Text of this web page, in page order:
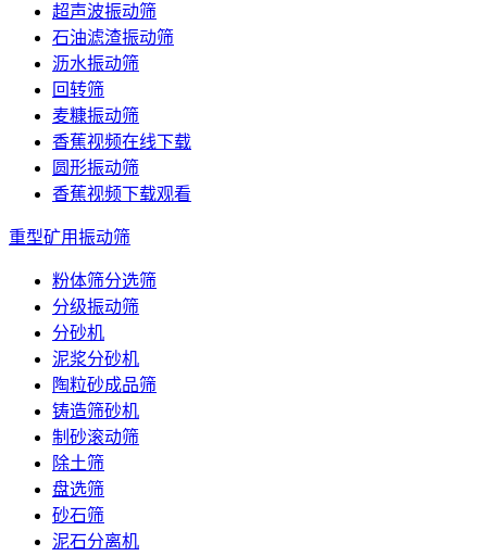
超声波振动筛
石油滤渣振动筛
沥水振动筛
回转筛
麦糠振动筛
香蕉视频在线下载
圆形振动筛
香蕉视频下载观看
重型矿用振动筛
粉体筛分选筛
分级振动筛
分砂机
泥浆分砂机
陶粒砂成品筛
铸造筛砂机
制砂滚动筛
除土筛
盘选筛
砂石筛
泥石分离机